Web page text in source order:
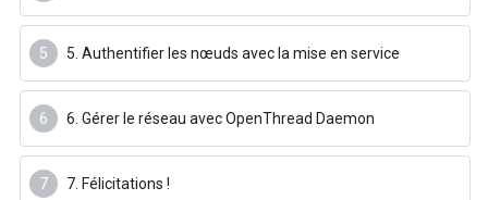
5. Authentifier les nœuds avec la mise en service
6. Gérer le réseau avec OpenThread Daemon
7. Félicitations !